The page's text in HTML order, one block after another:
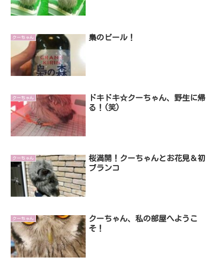
クーちゃん 梟のビール！
クーちゃん
ドキドキ☆クーちゃん、野生に帰
る！(笑)
クーちゃん
桜満開！クーちゃんとお花見＆初
ブランコ
クーちゃん
クーちゃん、私の部屋へようこ
そ！